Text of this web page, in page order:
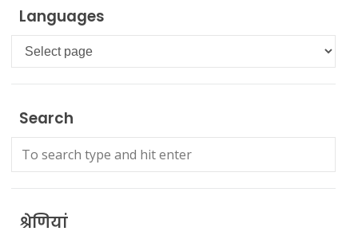
Languages
Languages
Search
श्रेणियां